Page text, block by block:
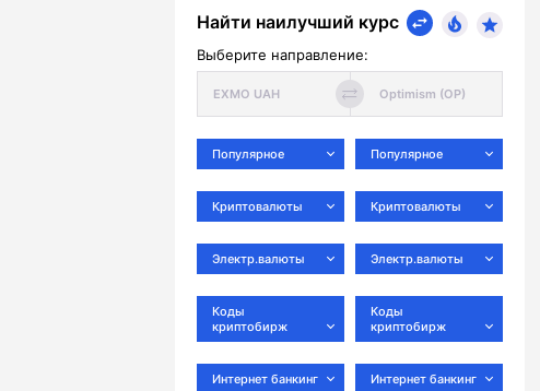
Найти наилучший курс
Выберите направление:
Популярное
Криптовалюты
Электр.валюты
Коды
криптобирж
Интернет банкинг
Популярное
Криптовалюты
Электр.валюты
Коды
криптобирж
Интернет банкинг